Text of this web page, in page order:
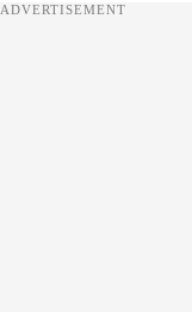
ADVERTISEMENT